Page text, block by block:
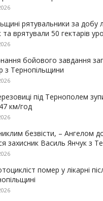
рятувальники за добу
врятували 50 гектарів
бойового завдання
з Тернопільщини
під Тернополем
км/год
безвісти, – Ангелом
захисник Василь Янчук з
помер у лікарні